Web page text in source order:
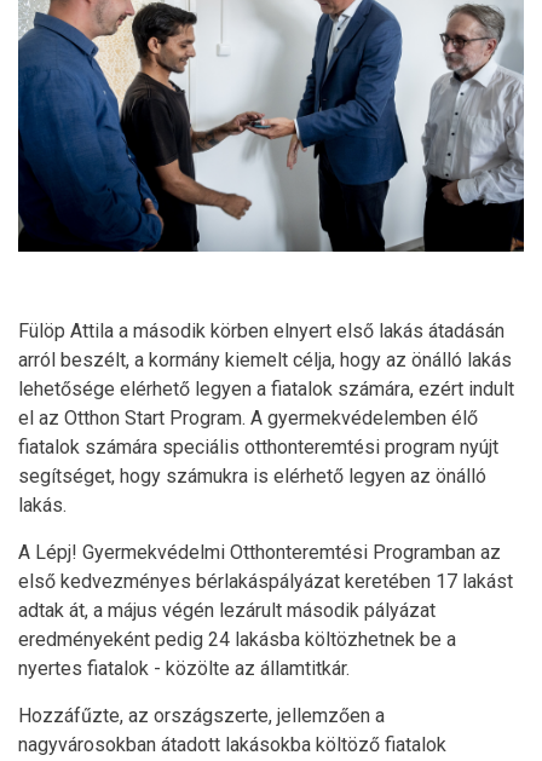
Fülöp Attila a második körben elnyert első lakás átadásán
arról beszélt, a kormány kiemelt célja, hogy az önálló lakás
lehetősége elérhető legyen a fiatalok számára, ezért indult
el az Otthon Start Program. A gyermekvédelemben élő
fiatalok számára speciális otthonteremtési program nyújt
segítséget, hogy számukra is elérhető legyen az önálló
lakás.
A Lépj! Gyermekvédelmi Otthonteremtési Programban az
első kedvezményes bérlakáspályázat keretében 17 lakást
adtak át, a május végén lezárult második pályázat
eredményeként pedig 24 lakásba költözhetnek be a
nyertes fiatalok - közölte az államtitkár.
Hozzáfűzte, az országszerte, jellemzően a
nagyvárosokban átadott lakásokba költöző fiatalok